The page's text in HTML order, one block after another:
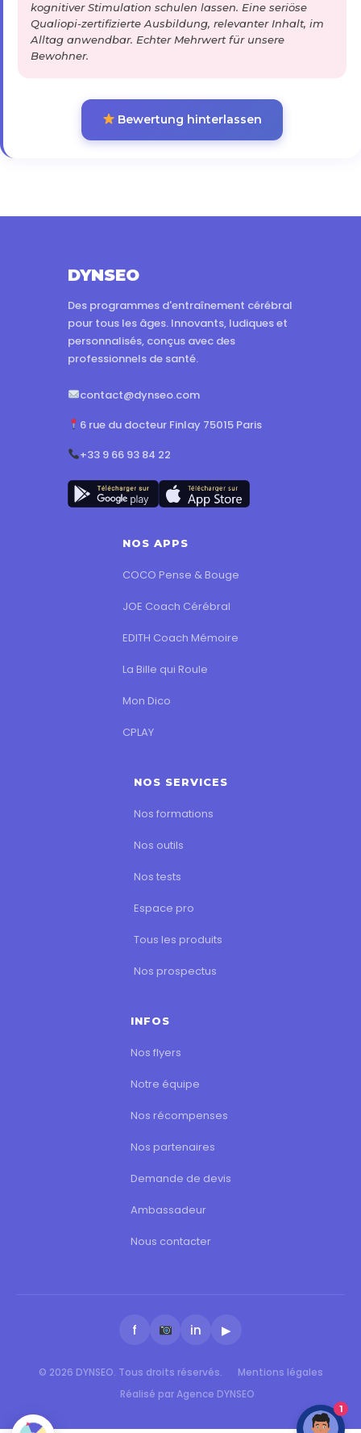
kognitiver Stimulation schulen lassen. Eine seriöse
Qualiopi-zertifizierte Ausbildung, relevanter Inhalt, im
Alltag anwendbar. Echter Mehrwert für unsere
Bewohner.
Bewertung hinterlassen
DYNSEO
Des programmes d'entraînement cérébral
pour tous les âges. Innovants, ludiques et
personnalisés, conçus avec des
professionnels de santé.
contact@dynseo.com
6 rue du docteur Finlay 75015 Paris
+33 9 66 93 84 22
NOS APPS
COCO Pense & Bouge
JOE Coach Cérébral
EDITH Coach Mémoire
La Bille qui Roule
Mon Dico
CPLAY
NOS SERVICES
Nos formations
Nos outils
Nos tests
Espace pro
Tous les produits
Nos prospectus
INFOS
Nos flyers
Notre équipe
Nos récompenses
Nos partenaires
Demande de devis
Ambassadeur
Nous contacter
f in ▶
© 2026 DYNSEO. Tous droits réservés.
Mentions légales
Réalisé par Agence DYNSEO
1